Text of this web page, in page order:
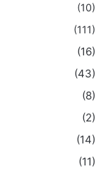
(10)
(111)
(16)
(43)
(8)
(2)
(14)
(11)